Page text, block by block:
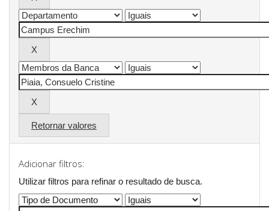
Retornar valores
Adicionar filtros:
Utilizar filtros para refinar o resultado de busca.